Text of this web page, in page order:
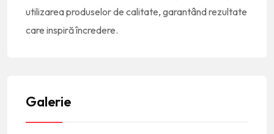
utilizarea produselor de calitate, garantând rezultate
care inspiră încredere.
Galerie